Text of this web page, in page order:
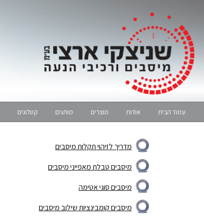
עמוד הבית אודות מוצרים מותגים קטלוגים
מדריך לזיהוי תקלות מיסבים
מיסבים טבלת מאפייני מיסבים
מיסבים סוגי אטימה
מיסבים קומבינציות שילוב מיסבים